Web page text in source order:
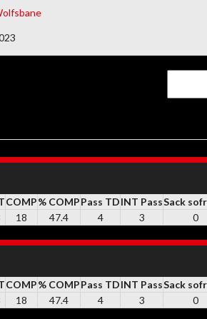
COMP% COMPPass TDINT PassSack
18 47.4 4 3 0
COMP% COMPPass TDINT PassSack
18 47.4 4 3 0